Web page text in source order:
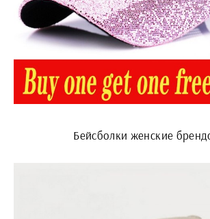
Бейсболки женские